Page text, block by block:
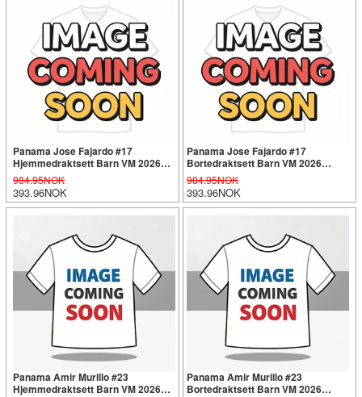
Panama Jose Fajardo #17
Hjemmedraktsett Barn VM 2026
Kortermet (+ Korte bukser)
984.95NOK
393.96NOK
Panama Jose Fajardo #17
Bortedraktsett Barn VM 2026
Kortermet (+ Korte bukser)
984.95NOK
393.96NOK
Panama Amir Murillo #23
Hjemmedraktsett Barn VM 2026
Panama Amir Murillo #23
Bortedraktsett Barn VM 2026